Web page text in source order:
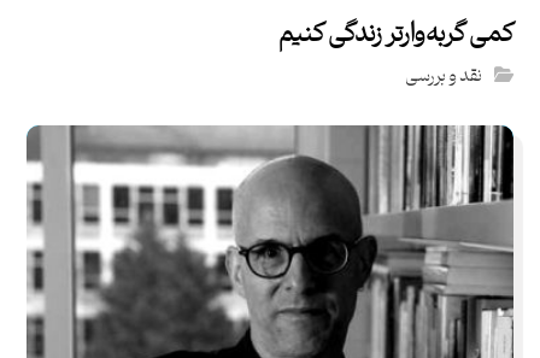
کمی گربه‌وارتر زندگی کنیم
نقد و بررسی